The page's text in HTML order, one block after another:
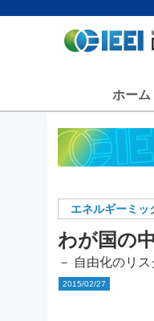
ホーム
エネルギーミッ
わが国の
－ 自由化のリ
2015/02/27